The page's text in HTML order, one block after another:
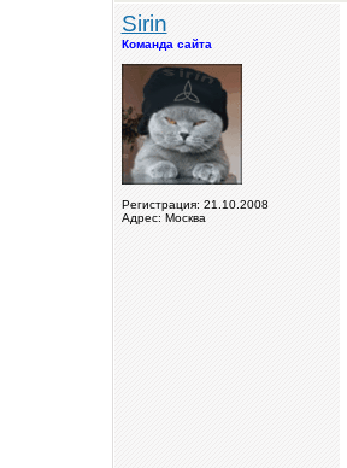
Sirin
Команда сайта
Регистрация: 21.10.2008
Адрес: Москва